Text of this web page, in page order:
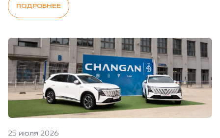
ПОДРОБНЕЕ
25 июля 2026